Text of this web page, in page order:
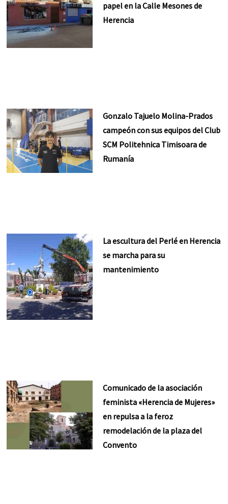
papel en la Calle Mesones de
Herencia
Gonzalo Tajuelo Molina-Prados
campeón con sus equipos del Club
SCM Politehnica Timisoara de
Rumanía
La escultura del Perlé en Herencia
se marcha para su
mantenimiento
Comunicado de la asociación
feminista «Herencia de Mujeres»
en repulsa a la feroz
remodelación de la plaza del
Convento